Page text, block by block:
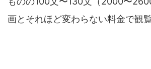
画とそれほど変わらない料金で観